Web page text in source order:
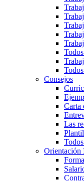
Consejos
Carta
Las
Orientación